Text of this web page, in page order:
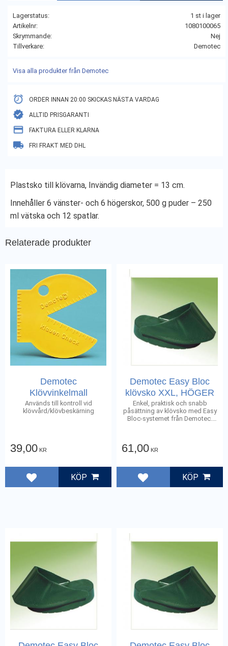
Lagerstatus
1 st i lager
Artikelnr
1080100065
Skrymmande
Nej
Tillverkare
Demotec
Visa alla produkter från Demotec
ORDER INNAN 20:00 SKICKAS NÄSTA VARDAG
ALLTID PRISGARANTI
FAKTURA ELLER KLARNA
FRI FRAKT MED DHL
Plastsko till klövarna, Invändig diameter = 13 cm.
Innehåller 6 vänster- och 6 högerskor, 500 g puder – 250
ml vätska och 12 spatlar.
Relaterade produkter
Demotec
Klövvinkelmall
Används till kontroll vid
klövvård/klövbeskärning
39,00 KR
Lägg till i favoriter
KÖP
Demotec Easy Bloc
klövsko XXL, HÖGER
Enkel, praktisk och snabb
påsättning av klövsko med Easy
Bloc-systemet från Demotec.
61,00 KR
Lägg till i favoriter
KÖP